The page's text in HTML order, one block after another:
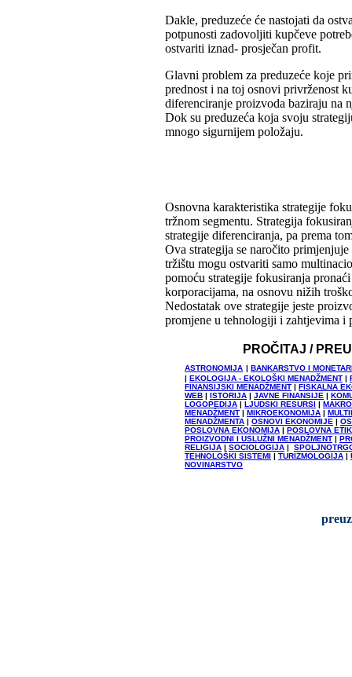
Dakle, preduzeće će nastojati da
potpunosti zadovoljiti kupčeve
ostvariti iznad- prosječan profit.
Glavni problem za preduzeće koje
prednost i na toj osnovi privrženost
diferenciranje proizvoda baziraju na
Dok su preduzeća koja svoju
mnogo sigurnijem položaju.
Osnovna karakteristika strategije
tržnom segmentu. Strategija
strategije diferenciranja, pa prema
Ova strategija se naročito
tržištu mogu ostvariti samo
pomoću strategije fokusiranja
korporacijama, na osnovu nižih
Nedostatak ove strategije jeste
promjene u tehnologiji i zahtjevima i
PROČITAJ /
ASTRONOMIJA | BANKARSTVO I
| EKOLOGIJA - EKOLOŠKI MENADŽMENT |
FINANSIJSKI MENADŽMENT | FISKALNA
WEB | ISTORIJA | JAVNE FINANSIJE |
LOGOPEDIJA | LJUDSKI RESURSI |
MENADŽMENT | MIKROEKONOMIJA |
MENADŽMENTA | OSNOVI EKONOMIJE |
POSLOVNA EKONOMIJA | POSLOVNA
PROIZVODNI I USLUŽNI MENADŽMENT |
RELIGIJA | SOCIOLOGIJA |
TEHNOLOŠKI SISTEMI | TURIZMOLOGIJA |
NOVINARSTVO